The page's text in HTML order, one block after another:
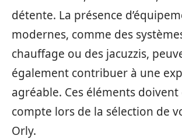
détente. La présence
modernes, comme des
chauffage ou des jacuzzis,
également contribuer à une
agréable. Ces éléments
compte lors de la sélection de
Orly.